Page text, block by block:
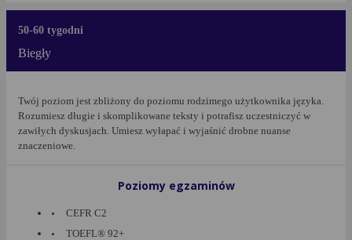
50-60 tygodni
Biegły
Twój poziom jest zbliżony do poziomu rodzimego użytkownika języka.
Rozumiesz długie i skomplikowane teksty i potrafisz uczestniczyć w
zawiłych dyskusjach. Umiesz wyłapać i wyjaśnić drobne nuanse
znaczeniowe.
Poziomy egzaminów
CEFR C2
TOEFL® 92+